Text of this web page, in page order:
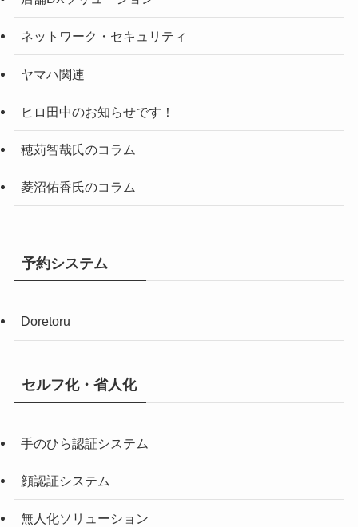
ネットワーク・セキュリティ
ヤマハ関連
ヒロ田中のお知らせです！
穂苅智哉氏のコラム
菱沼佑香氏のコラム
予約システム
Doretoru
セルフ化・省人化
手のひら認証システム
顔認証システム
無人化ソリューション